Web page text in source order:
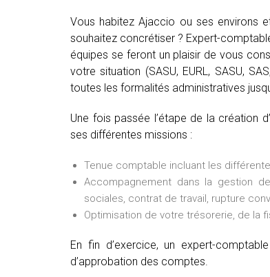
Vous habitez Ajaccio ou ses environs
souhaitez concrétiser ? Expert-
équipes se feront un plaisir de vous
votre situation (SASU, EURL, SASU,
toutes les formalités administratives
Une fois passée l’étape de la création
ses différentes missions :
Tenue comptable incluant les
Accompagnement dans la gestion
sociales, contrat de travail, rupture
Optimisation de votre trésorerie, de la
En fin d’exercice, un expert-
d’approbation des comptes.